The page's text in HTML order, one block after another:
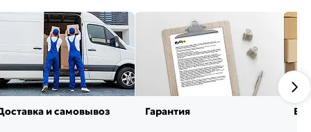
и самовывоз Гарантия